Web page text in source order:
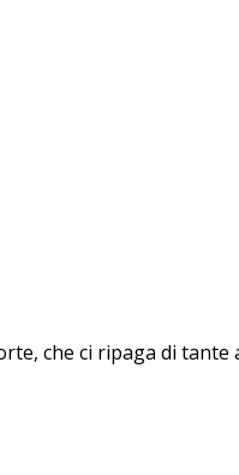
che ci ripaga di